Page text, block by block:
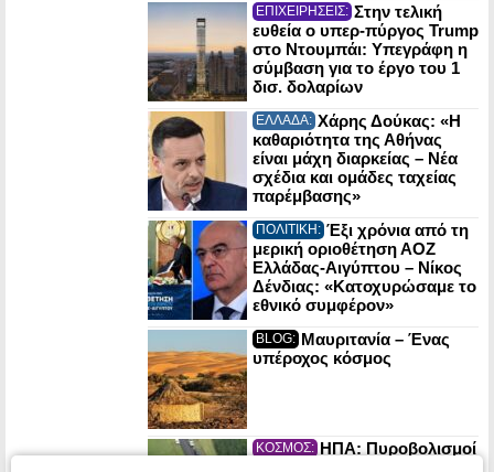
ΕΠΙΧΕΙΡΗΣΕΙΣ: Στην τελική
ευθεία ο υπερ-πύργος Trump
στο Ντουμπάι: Υπεγράφη η
σύμβαση για το έργο του 1
δισ. δολαρίων
ΕΛΛΑΔΑ: Χάρης Δούκας: «Η
καθαριότητα της Αθήνας
είναι μάχη διαρκείας – Νέα
σχέδια και ομάδες ταχείας
παρέμβασης»
ΠΟΛΙΤΙΚΗ: Έξι χρόνια από τη
μερική οριοθέτηση ΑΟΖ
Ελλάδας-Αιγύπτου – Νίκος
Δένδιας: «Κατοχυρώσαμε το
εθνικό συμφέρον»
BLOG: Μαυριτανία – Ένας
υπέροχος κόσμος
ΚΟΣΜΟΣ: ΗΠΑ: Πυροβολισμοί